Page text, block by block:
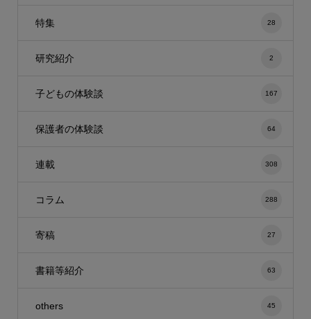
特集 28
研究紹介 2
子どもの体験談 167
保護者の体験談 64
連載 308
コラム 288
寄稿 27
書籍等紹介 63
others 45